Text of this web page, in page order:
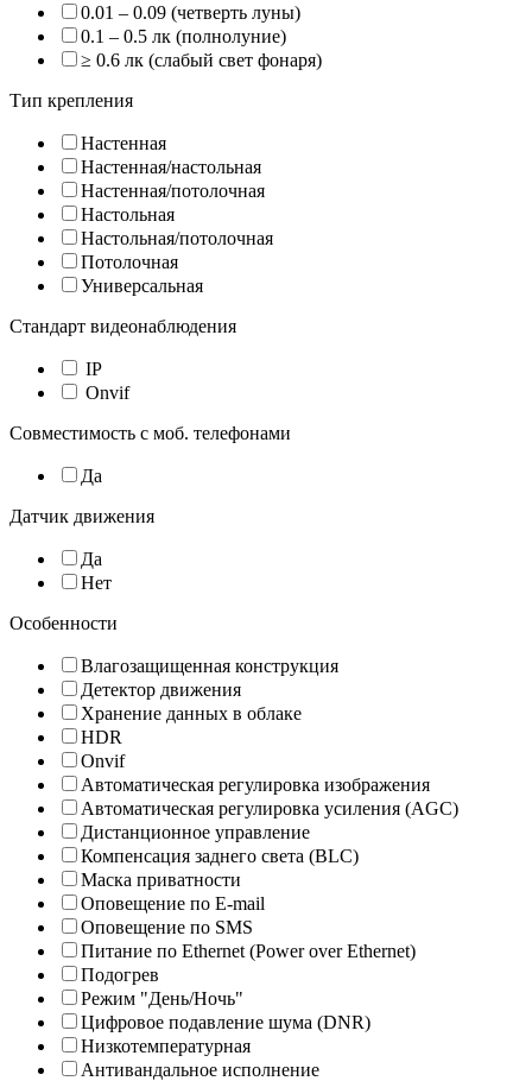
0.01 – 0.09 (четверть луны)
0.1 – 0.5 лк (полнолуние)
≥ 0.6 лк (слабый свет фонаря)
Тип крепления
Настенная
Настенная/настольная
Настенная/потолочная
Настольная
Настольная/потолочная
Потолочная
Универсальная
Стандарт видеонаблюдения
IP
Onvif
Совместимость с моб. телефонами
Да
Датчик движения
Да
Нет
Особенности
Влагозащищенная конструкция
Детектор движения
Хранение данных в облаке
HDR
Onvif
Автоматическая регулировка изображения
Автоматическая регулировка усиления (AGC)
Дистанционное управление
Компенсация заднего света (BLC)
Маска приватности
Оповещение по E-mail
Оповещение по SMS
Питание по Ethernet (Power over Ethernet)
Подогрев
Режим "День/Ночь"
Цифровое подавление шума (DNR)
Низкотемпературная
Антивандальное исполнение